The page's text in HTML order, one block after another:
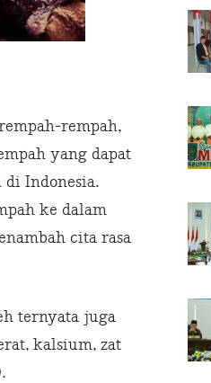
rempah,
yang dapat
Indonesia.
ke dalam
cita rasa
ternyata juga
kalsium, zat